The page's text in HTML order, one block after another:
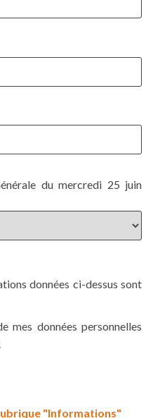
du mercredi 25 juin
données ci-dessus sont
mes données personnelles
"Informations"